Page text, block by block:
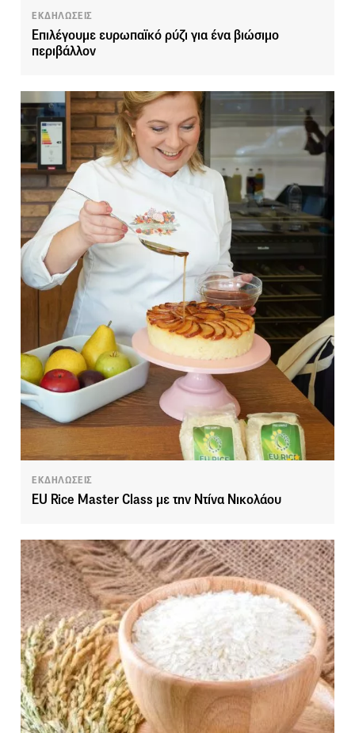
ΕΚΔΗΛΩΣΕΙΣ
Επιλέγουμε ευρωπαϊκό ρύζι για ένα βιώσιμο
περιβάλλον
ΕΚΔΗΛΩΣΕΙΣ
EU Rice Master Class με την Ντίνα Νικολάου